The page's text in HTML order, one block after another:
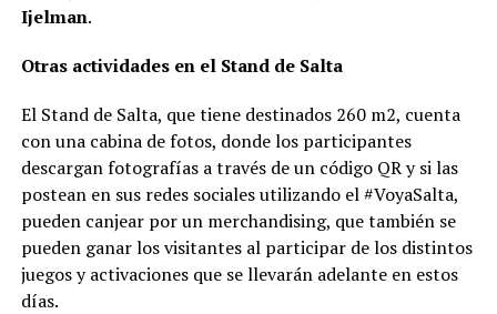
Ijelman.
Otras actividades en el Stand de Salta
El Stand de Salta, que tiene destinados 260 m2, cuenta
con una cabina de fotos, donde los participantes
descargan fotografías a través de un código QR y si las
postean en sus redes sociales utilizando el #VoyaSalta,
pueden canjear por un merchandising, que también se
pueden ganar los visitantes al participar de los distintos
juegos y activaciones que se llevarán adelante en estos
días.